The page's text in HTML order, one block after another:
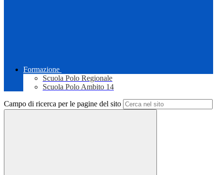
Formazione
Scuola Polo Regionale
Scuola Polo Ambito 14
Campo di ricerca per le pagine del sito